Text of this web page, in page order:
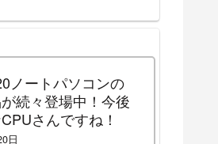
ノートパソコンの
続々登場中！今後
さんですね！
日